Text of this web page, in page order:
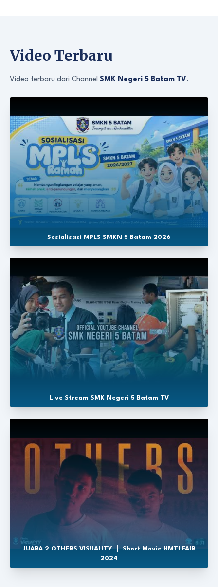
Video Terbaru
Video terbaru dari Channel SMK Negeri 5 Batam TV.
Sosialisasi MPLS SMKN 5 Batam 2026
Live Stream SMK Negeri 5 Batam TV
JUARA 2 OTHERS VISUALITY ｜ Short Movie HMTI FAIR
2024